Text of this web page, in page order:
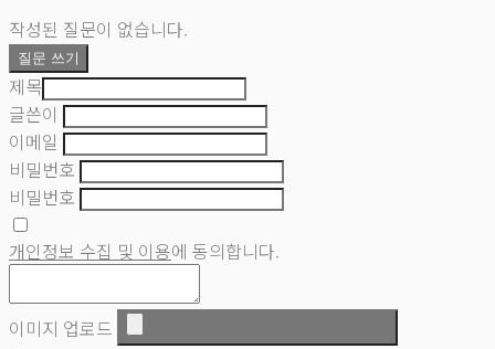
작성된 질문이 없습니다.
질문 쓰기
제목
글쓴이
이메일
비밀번호
비밀번호
개인정보 수집 및 이용에 동의합니다.
이미지 업로드